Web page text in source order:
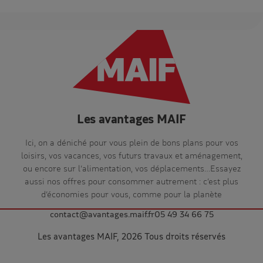
Les avantages MAIF
Ici, on a déniché pour vous plein de bons plans pour vos
loisirs, vos vacances, vos futurs travaux et aménagement,
ou encore sur l’alimentation, vos déplacements…Essayez
aussi nos offres pour consommer autrement : c’est plus
d’économies pour vous, comme pour la planète
contact@avantages.maif.fr05 49 34 66 75
Les avantages MAIF, 2026 Tous droits réservés